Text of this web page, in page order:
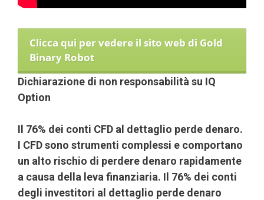
Clicca qui per vedere il sito web di Gold
Binary Robot
Dichiarazione di non responsabilità su IQ
Option
Il 76% dei conti CFD al dettaglio perde denaro.
I CFD sono strumenti complessi e comportano
un alto rischio di perdere denaro rapidamente
a causa della leva finanziaria. Il 76% dei conti
degli investitori al dettaglio perde denaro